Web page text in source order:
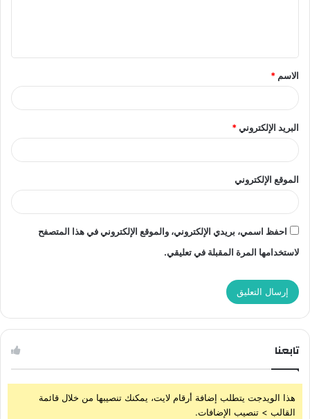
ق
*
الاسم *
البريد الإلكتروني*
الموقع الإلكتروني
احفظ اسمي، بريدي الإلكتروني، والموقع الإلكتروني في هذا المتصفح
لاستخدامها المرة المقبلة في تعليقي.
تابعنا
هذا الويدجت يتطلب إضافة أرقام لايت، يمكنك تنصيبها من خلال قائمة
القالب > تنصيب الإضافات.